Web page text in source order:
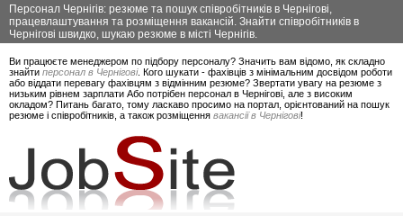
Персонал Чернігів: резюме та пошук співробітників в Чернігові,
працевлаштування та розміщення вакансій. Знайти співробітників в
Чернігові швидко, шукаю резюме в місті Чернігів.
Ви працюєте менеджером по підбору персоналу? Значить вам відомо, як складно
знайти персонал в Чернігові. Кого шукати - фахівців з мінімальним досвідом роботи
або віддати перевагу фахівцям з відмінним резюме? Звертати увагу на резюме з
низьким рівнем зарплати Або потрібен персонал в Чернігові, але з високим
окладом? Питань багато, тому ласкаво просимо на портал, орієнтований на пошук
резюме і співробітників, а також розміщення вакансії в Чернігові!